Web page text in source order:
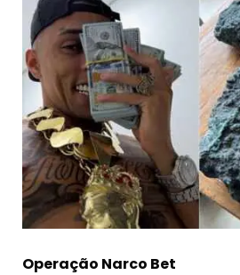
Operação Narco Bet